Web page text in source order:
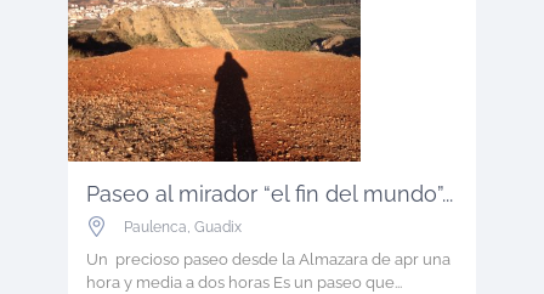
Paseo al mirador “el fin del mundo”...
Paulenca, Guadix
Un precioso paseo desde la Almazara de apr una
hora y media a dos horas Es un paseo que...